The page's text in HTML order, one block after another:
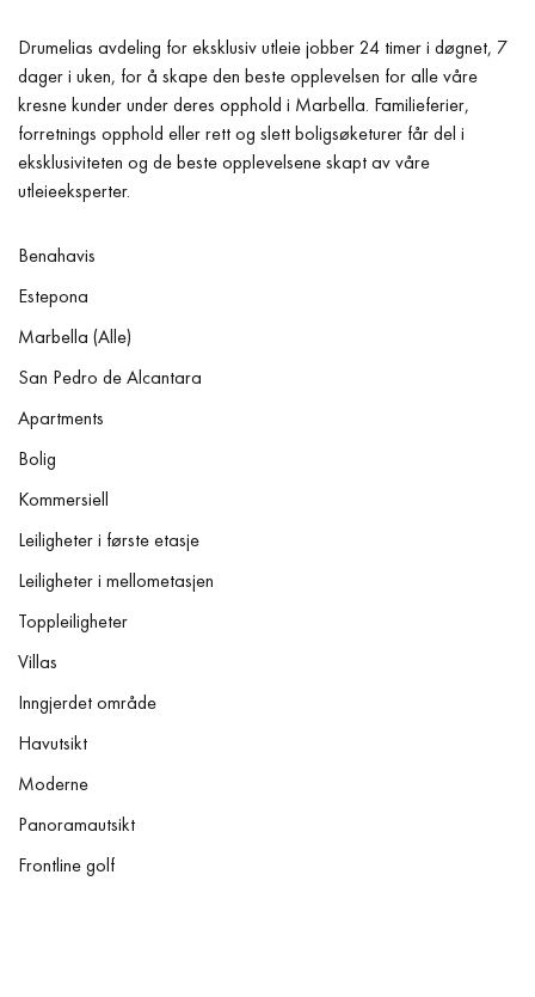
Drumelias avdeling for eksklusiv utleie jobber 24 timer i døgnet, 7
dager i uken, for å skape den beste opplevelsen for alle våre
kresne kunder under deres opphold i Marbella. Familieferier,
forretnings opphold eller rett og slett boligsøketurer får del i
eksklusiviteten og de beste opplevelsene skapt av våre
utleieeksperter.
Benahavis
Estepona
Marbella (Alle)
San Pedro de Alcantara
Apartments
Bolig
Kommersiell
Leiligheter i første etasje
Leiligheter i mellometasjen
Toppleiligheter
Villas
Inngjerdet område
Havutsikt
Moderne
Panoramautsikt
Frontline golf